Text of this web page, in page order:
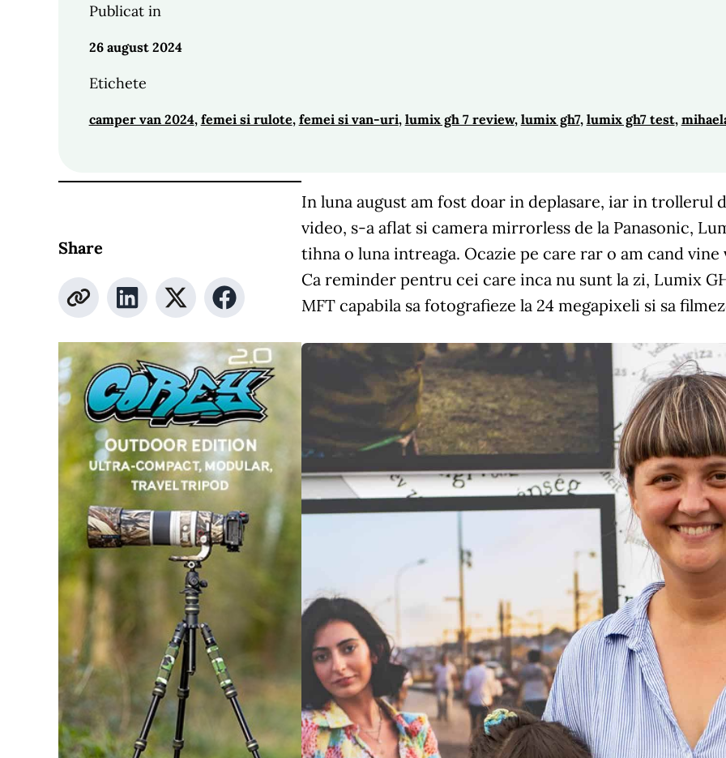
Publicat in
26 august 2024
Etichete
camper van 2024, femei si rulote, femei si van-uri, lumix gh 7 review, lumix gh7, lumix gh7 test,
Share
In luna august am fost doar in deplasare, iar in trollerul
video, s-a aflat si camera mirrorless de la Panasonic,
tihna o luna intreaga. Ocazie pe care rar o am cand
Ca reminder pentru cei care inca nu sunt la zi, Lumix
MFT capabila sa fotografieze la 24 megapixeli si sa